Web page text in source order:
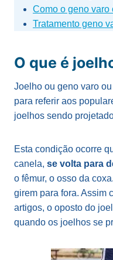
Como o geno varo
Tratamento geno
O que é
Joelho ou geno varo
para referir aos
joelhos sendo
Esta condição ocorre
canela, se volta para
o fêmur, o osso da
girem para fora. Assim
artigos, o oposto do
quando os joelhos se